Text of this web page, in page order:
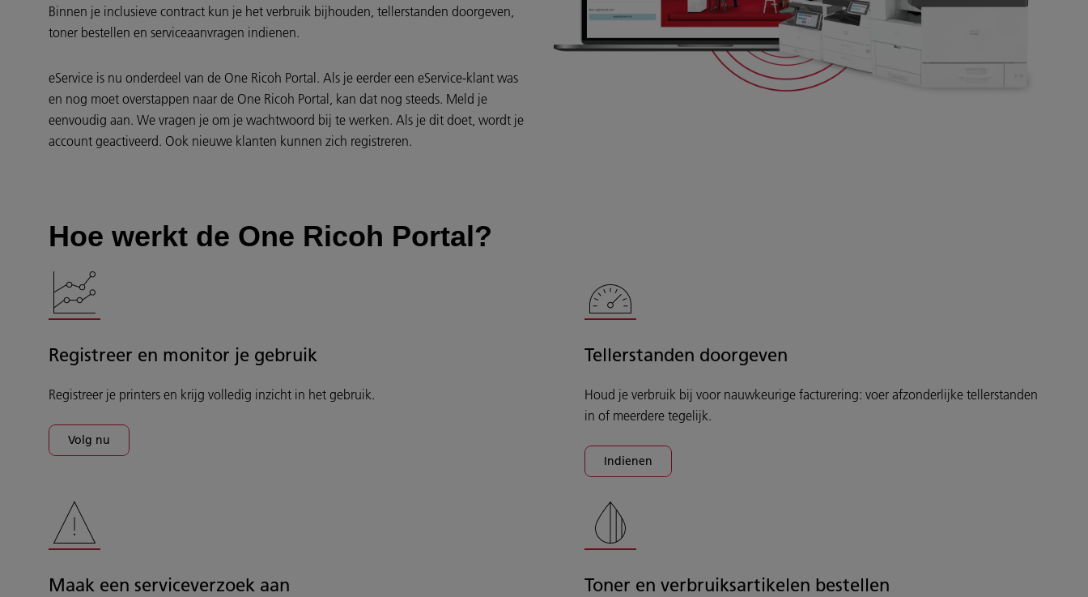
Binnen je inclusieve contract kun je het verbruik bijhouden, tellerstanden doorgeven,
toner bestellen en serviceaanvragen indienen.
eService is nu onderdeel van de One Ricoh Portal. Als je eerder een eService-klant was
en nog moet overstappen naar de One Ricoh Portal, kan dat nog steeds. Meld je
eenvoudig aan. We vragen je om je wachtwoord bij te werken. Als je dit doet, wordt je
account geactiveerd. Ook nieuwe klanten kunnen zich registreren.
Hoe werkt de One Ricoh Portal?
Registreer en monitor je gebruik
Registreer je printers en krijg volledig inzicht in het gebruik.
Volg nu
Tellerstanden doorgeven
Houd je verbruik bij voor nauwkeurige facturering: voer afzonderlijke tellerstanden
in of meerdere tegelijk.
Indienen
Maak een serviceverzoek aan Toner en verbruiksartikelen bestellen